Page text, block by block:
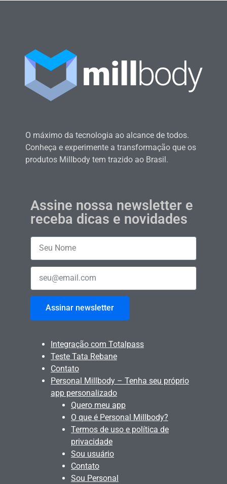
O máximo da tecnologia ao alcance de todos.
Conheça e experimente a transformação que os
produtos Millbody tem trazido ao Brasil.
Assine nossa newsletter e
receba dicas e novidades
Assinar newsletter
Integração com Totalpass
Teste Tata Rebane
Contato
Personal Millbody – Tenha seu próprio
app personalizado
Quero meu app
O que é Personal Millbody?
Termos de uso e política de
privacidade
Sou usuário
Contato
Sou Personal